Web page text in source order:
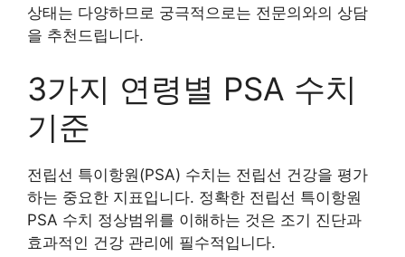
상태는 다양하므로 궁극적으로는 전문의와의 상담
을 추천드립니다.
3가지 연령별 PSA 수치
기준
전립선 특이항원(PSA) 수치는 전립선 건강을 평가
하는 중요한 지표입니다. 정확한 전립선 특이항원
PSA 수치 정상범위를 이해하는 것은 조기 진단과
효과적인 건강 관리에 필수적입니다.